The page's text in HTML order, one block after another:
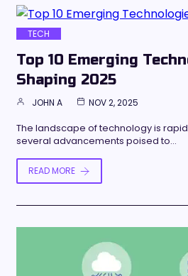
TECH
Top 10 Emerging
Shaping 2025
JOHN A NOV 2, 2025
The landscape of technology is
several advancements poised to…
READ MORE